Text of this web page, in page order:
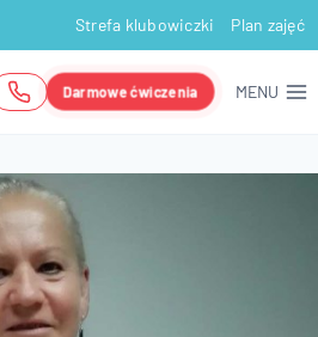
Strefa klubowiczki Plan zajęć
Darmowe ćwiczenia MENU